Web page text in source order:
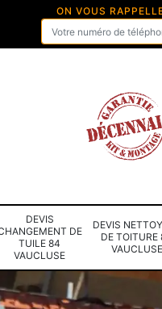
ON VOUS
DEVIS
DE
TUILE 84
VAUCLUSE
DEVIS
DE TOITURE
VAUCLUSE